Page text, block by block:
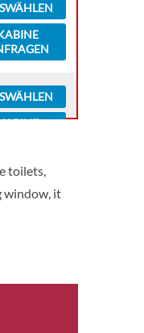
toilets,
window, it